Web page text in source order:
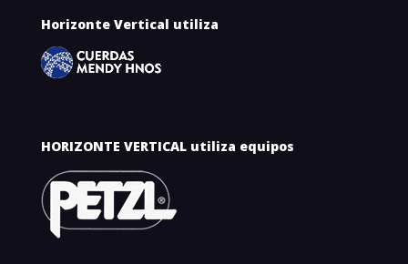
Horizonte Vertical utiliza
HORIZONTE VERTICAL utiliza equipos